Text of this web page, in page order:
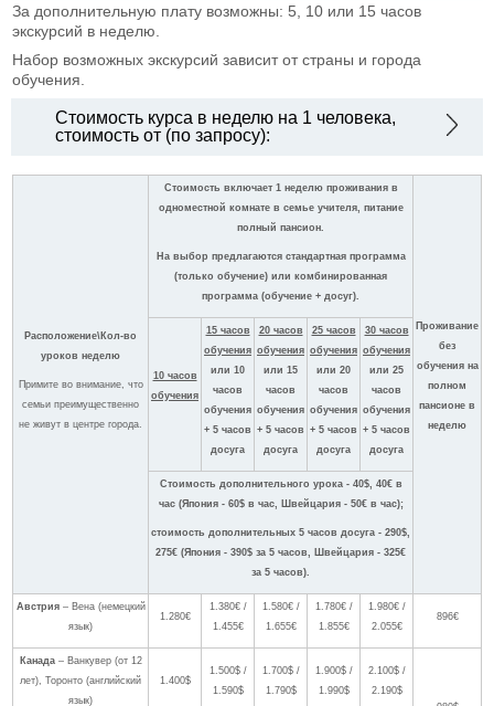
За дополнительную плату возможны: 5, 10 или 15 часов
экскурсий в неделю.
Набор возможных экскурсий зависит от страны и города
обучения.
Стоимость курса в неделю на 1 человека,
стоимость от (по запросу):
Расположение\Кол-во
уроков неделю
Примите во внимание, что
семьи преимущественно
не живут в центре города.
Стоимость включает 1 неделю проживания в
одноместной комнате в семье учителя, питание
полный пансион.
На выбор предлагаются стандартная программа
(только обучение) или комбинированная
программа (обучение + досуг).
Проживание
без
обучения на
полном
пансионе в
неделю
10 часов
обучения
15 часов
обучения
или 10
часов
обучения
+ 5 часов
досуга
20 часов
обучения
или 15
часов
обучения
+ 5 часов
досуга
25 часов
обучения
или 20
часов
обучения
+ 5 часов
досуга
30 часов
обучения
или 25
часов
обучения
+ 5 часов
досуга
Стоимость дополнительного урока - 40$, 40€ в
час (Япония - 60$ в час, Швейцария - 50€ в час);
стоимость дополнительных 5 часов досуга - 290$,
275€ (Япония - 390$ за 5 часов, Швейцария - 325€
за 5 часов).
Австрия – Вена (немецкий
язык)
1.280€
1.380€ /
1.455€
1.580€ /
1.655€
1.780€ /
1.855€
1.980€ /
2.055€
896€
Канада – Ванкувер (от 12
лет), Торонто (английский
язык)
1.400$
1.500$ /
1.590$
1.700$ /
1.790$
1.900$ /
1.990$
2.100$ /
2.190$